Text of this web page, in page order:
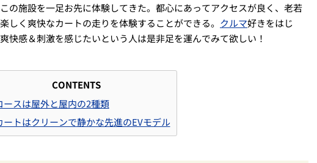
の施設を一足お先に体験してきた。都心にあってアクセスが良く、老若
しく爽快なカートの走りを体験することができる。 クルマ好きをはじ
快感＆刺激を感じたいという人は是非足を運んでみて欲しい！
CONTENTS
ースは屋外と屋内の2種類
ートはクリーンで静かな先進のEVモデル